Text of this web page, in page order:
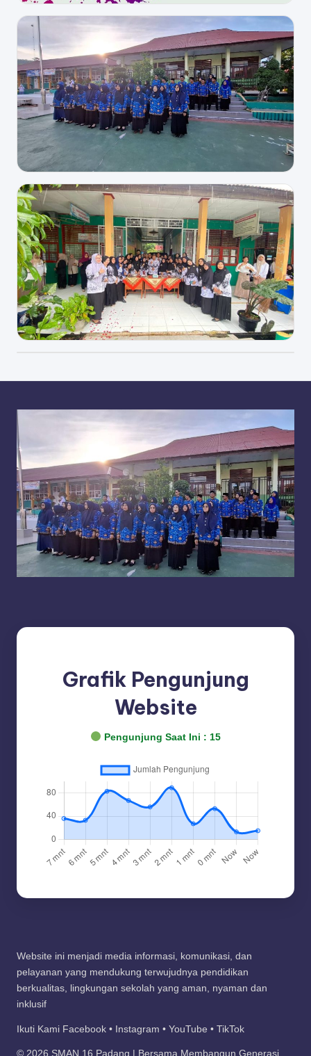
Grafik Pengunjung
Website
Pengunjung Saat Ini : 15
Website ini menjadi media informasi, komunikasi, dan
pelayanan yang mendukung terwujudnya pendidikan
berkualitas, lingkungan sekolah yang aman, nyaman dan
inklusif
Ikuti Kami Facebook • Instagram • YouTube • TikTok
© 2026 SMAN 16 Padang | Bersama Membangun Generasi